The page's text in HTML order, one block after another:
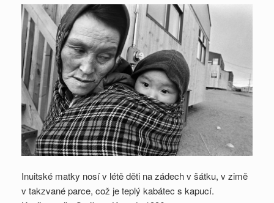
Inuitské matky nosí v létě děti na zádech v šátku, v zimě
v takzvané parce, což je teplý kabátec s kapucí.